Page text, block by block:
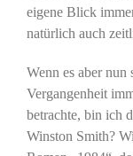
eigene Blick
natürlich auch
Wenn es aber nun
Vergangenheit
betrachte, bin ich
Winston Smith?